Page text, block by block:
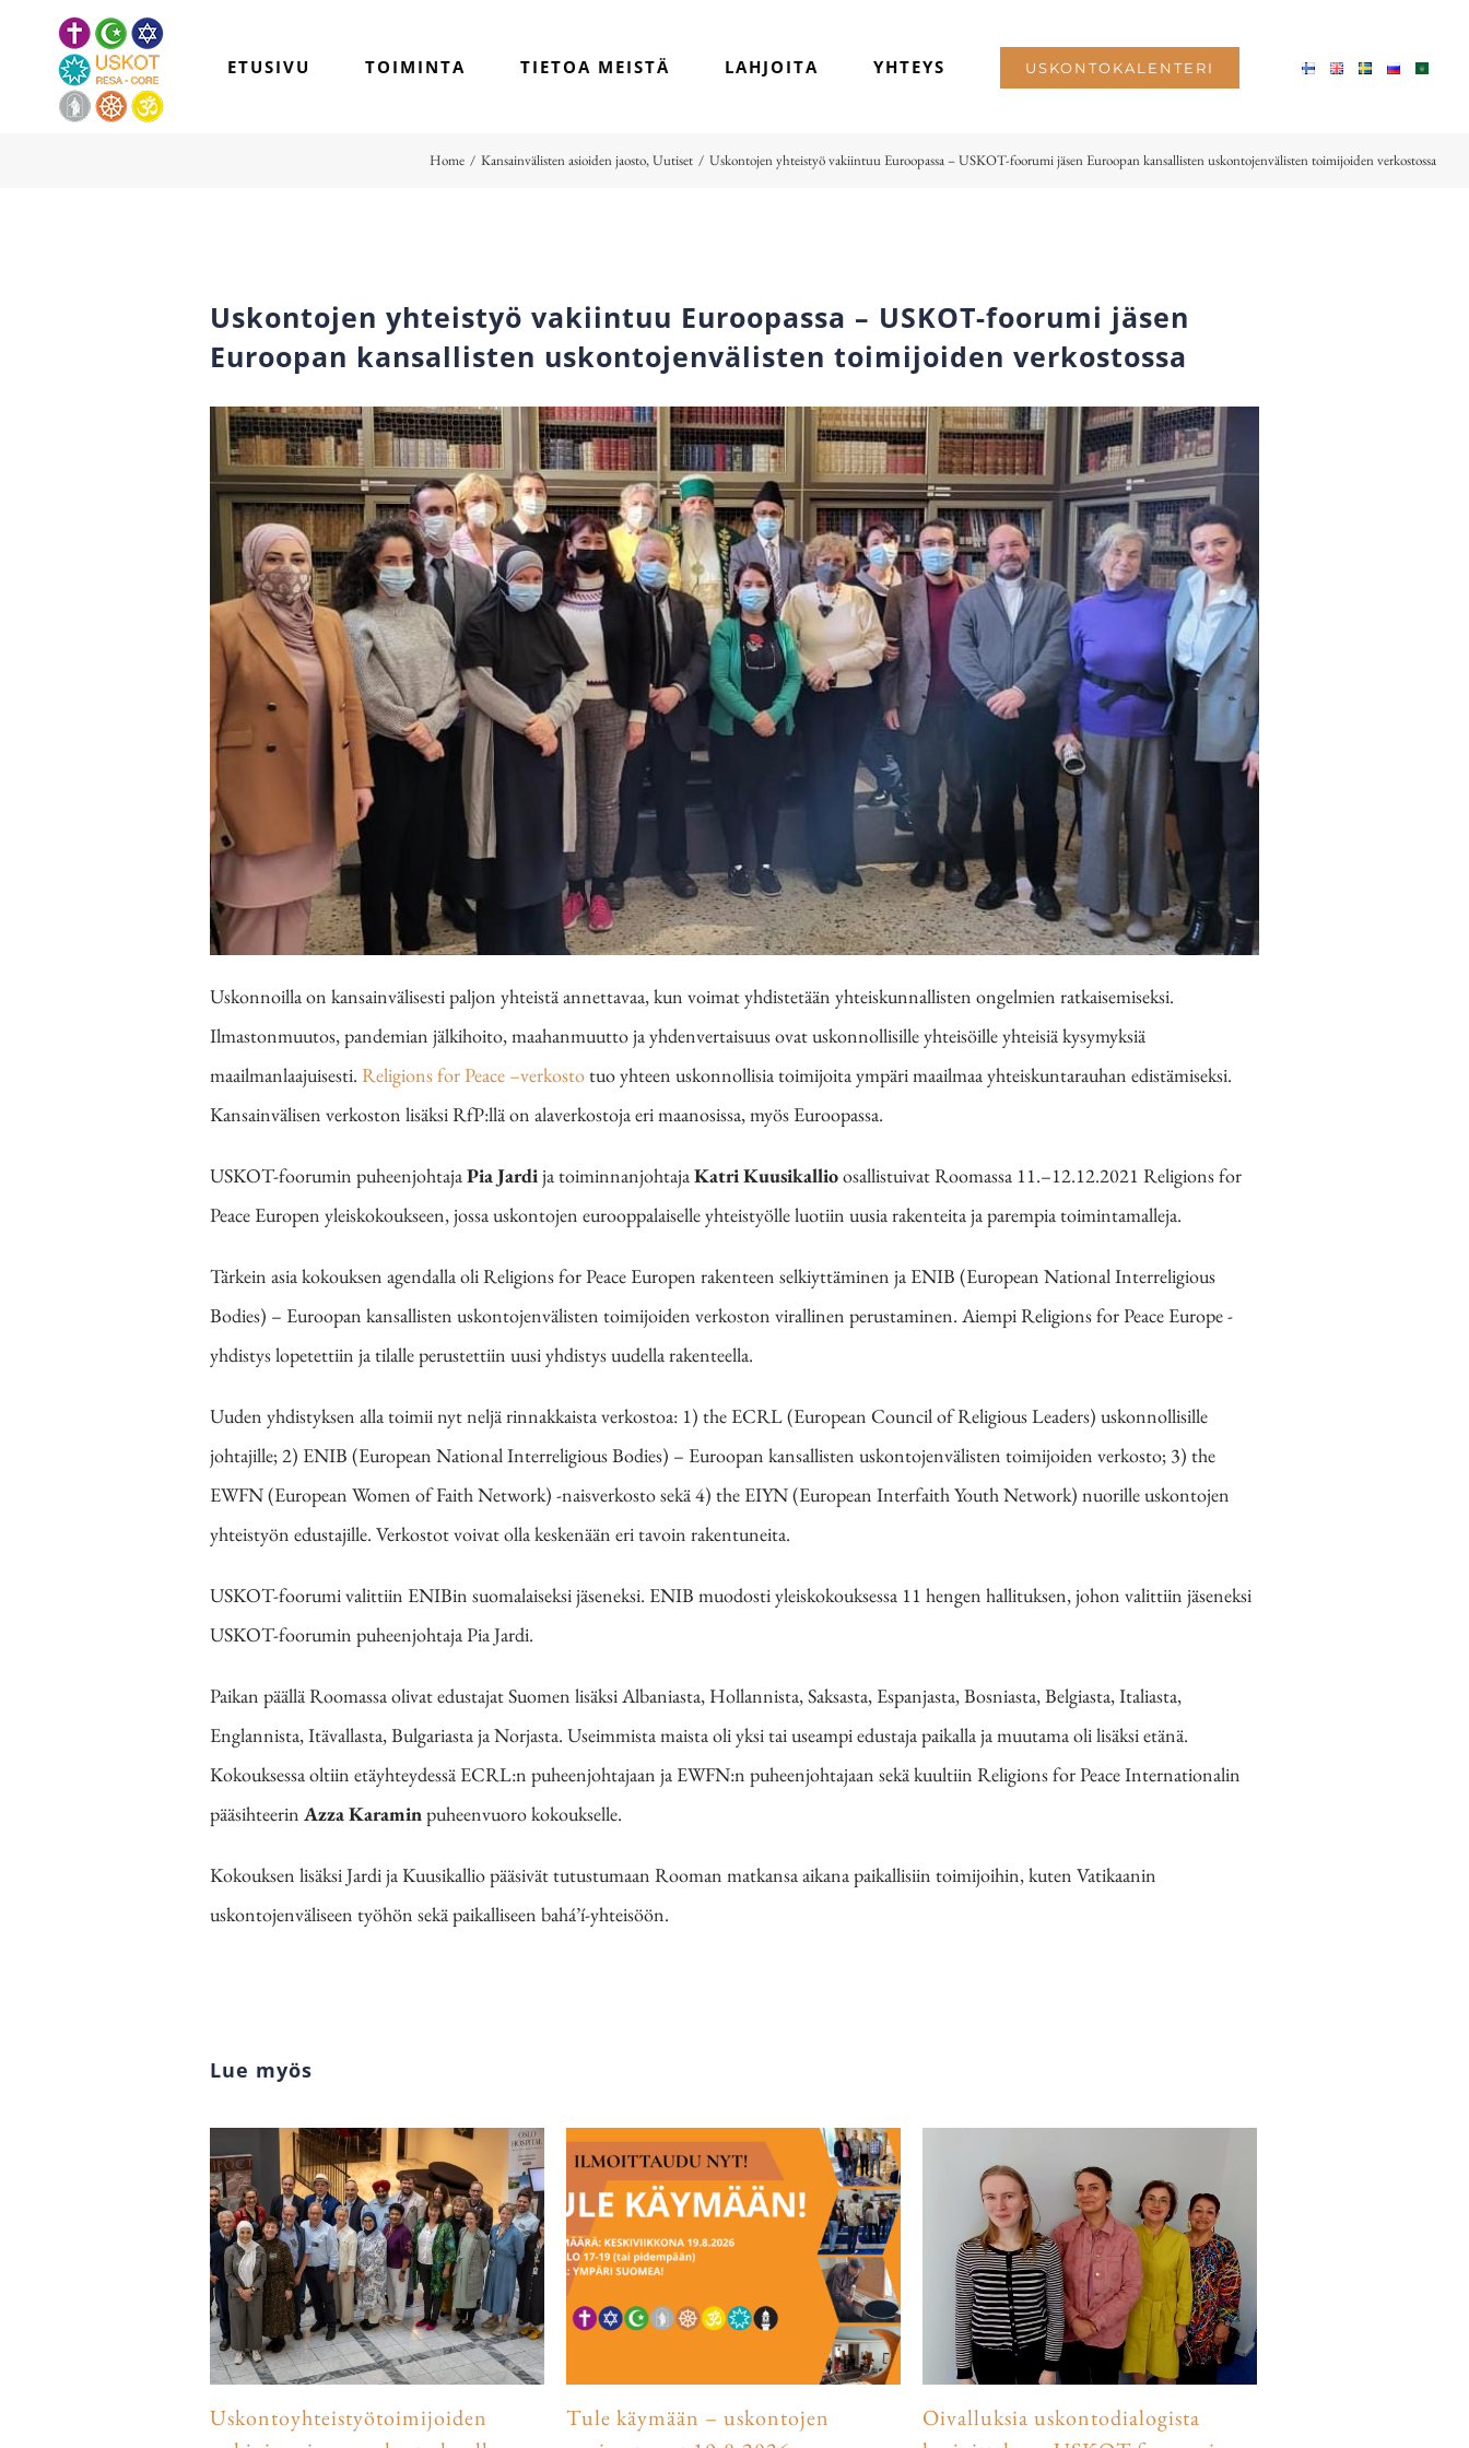
ETUSIVU TOIMINTA TIETOA MEISTÄ LAHJOITA YHTEYS USKONTOKALENTERI
Home / Kansainvälisten asioiden jaosto,Uutiset / Uskontojen yhteistyö vakiintuu Euroopassa – USKOT-foorumi jäsen Euroopan kansallisten uskontojenvälisten toimijoiden verkostossa
Uskontojen yhteistyö vakiintuu Euroopassa – USKOT-foorumi jäsen
Euroopan kansallisten uskontojenvälisten toimijoiden verkostossa
Uskonnoilla on kansainvälisesti paljon yhteistä annettavaa, kun voimat yhdistetään yhteiskunnallisten ongelmien ratkaisemiseksi.
Ilmastonmuutos, pandemian jälkihoito, maahanmuutto ja yhdenvertaisuus ovat uskonnollisille yhteisöille yhteisiä kysymyksiä
maailmanlaajuisesti. Religions for Peace –verkostotuo yhteen uskonnollisia toimijoita ympäri maailmaa yhteiskuntarauhan edistämiseksi.
Kansainvälisen verkoston lisäksi RfP:llä on alaverkostoja eri maanosissa, myös Euroopassa.
USKOT-foorumin puheenjohtajaPia Jardija toiminnanjohtajaKatri Kuusikallioosallistuivat Roomassa 11.–12.12.2021 Religions for
Peace Europen yleiskokoukseen, jossa uskontojen eurooppalaiselle yhteistyölle luotiin uusia rakenteita ja parempia toimintamalleja.
Tärkein asia kokouksen agendalla oli Religions for Peace Europen rakenteen selkiyttäminen ja ENIB (European National Interreligious
Bodies) – Euroopan kansallisten uskontojenvälisten toimijoiden verkoston virallinen perustaminen. Aiempi Religions for Peace Europe -
yhdistys lopetettiin ja tilalle perustettiin uusi yhdistys uudella rakenteella.
Uuden yhdistyksen alla toimii nyt neljä rinnakkaista verkostoa: 1) the ECRL (European Council of Religious Leaders) uskonnollisille
johtajille; 2) ENIB (European National Interreligious Bodies) – Euroopan kansallisten uskontojenvälisten toimijoiden verkosto; 3) the
EWFN (European Women of Faith Network) -naisverkosto sekä 4) the EIYN (European Interfaith Youth Network) nuorille uskontojen
yhteistyön edustajille. Verkostot voivat olla keskenään eri tavoin rakentuneita.
USKOT-foorumi valittiin ENIBin suomalaiseksi jäseneksi. ENIB muodosti yleiskokouksessa 11 hengen hallituksen, johon valittiin jäseneksi
USKOT-foorumin puheenjohtaja Pia Jardi.
Paikan päällä Roomassa olivat edustajat Suomen lisäksi Albaniasta, Hollannista, Saksasta, Espanjasta, Bosniasta, Belgiasta, Italiasta,
Englannista, Itävallasta, Bulgariasta ja Norjasta. Useimmista maista oli yksi tai useampi edustaja paikalla ja muutama oli lisäksi etänä.
Kokouksessa oltiin etäyhteydessä ECRL:n puheenjohtajaan ja EWFN:n puheenjohtajaan sekä kuultiin Religions for Peace Internationalin
pääsihteerin Azza Karaminpuheenvuoro kokoukselle.
Kokouksen lisäksi Jardi ja Kuusikallio pääsivät tutustumaan Rooman matkansa aikana paikallisiin toimijoihin, kuten Vatikaanin
uskontojenväliseen työhön sekä paikalliseen bahá’í-yhteisöön.
Lue myös
Uskontoyhteistyötoimijoiden
Tule käymään – uskontojen
Oivalluksia uskontodialogista